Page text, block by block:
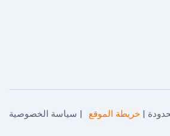
خريطة الموقع | سياسة الخصوصية